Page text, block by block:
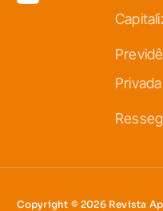
Privada
Copyright © 2026 Revista